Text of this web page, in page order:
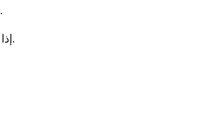
يمكن لمضادات الهيستامين، وخاصة الأنواع الأقدم من الجيل الأول، أن تسبب النعاس خلال النهار ولكنها بشكل متناقض تعطل جودة النوم ليلاً لدى بعض الأشخاص.
إذا كنت تتناول أيًا من هذه الأدوية وتعاني من مشاكل في النوم، فلا تتردد في طرح الأمر. غالبًا ما يمكن لطبيبك إيجاد طرق لتعديل خطة العلاج دون المساس بفعالية رعايتك.